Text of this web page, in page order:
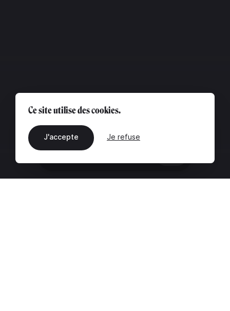
Ce site utilise des cookies.
J'accepte Je refuse